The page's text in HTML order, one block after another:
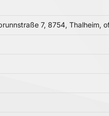
7, 8754, Thalheim,